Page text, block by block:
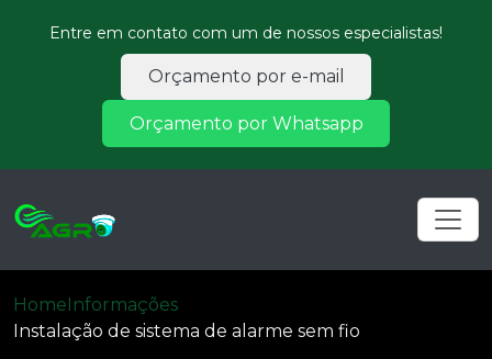
Entre em contato com um de nossos especialistas!
Orçamento por e-mail
Orçamento por Whatsapp
HomeInformações
Instalação de sistema de alarme sem fio